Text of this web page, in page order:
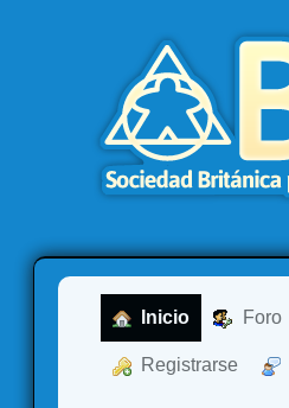
Inicio Foro
Registrarse